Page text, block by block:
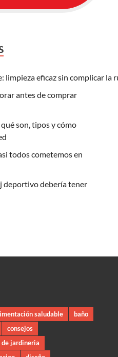
limpieza eficaz sin complicar la
antes de comprar
son, tipos y cómo
todos cometemos en
deportivo debería tener
saludable
baño
consejos
de jardineria